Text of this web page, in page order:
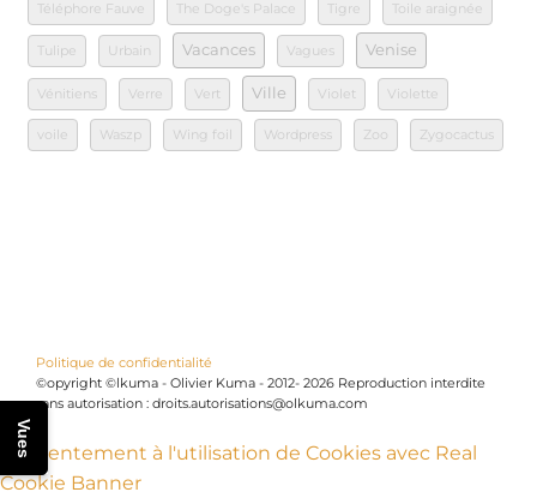
Téléphore Fauve The Doge's Palace Tigre Toile araignée
Tulipe Urbain Vacances Vagues Venise
Vénitiens Verre Vert Ville Violet Violette
voile Waszp Wing foil Wordpress Zoo Zygocactus
Politique de confidentialité
©opyright ©lkuma - Olivier Kuma - 2012- 2026 Reproduction interdite
sans autorisation : droits.autorisations@olkuma.com
Vues
Consentement à l'utilisation de Cookies avec Real
Cookie Banner